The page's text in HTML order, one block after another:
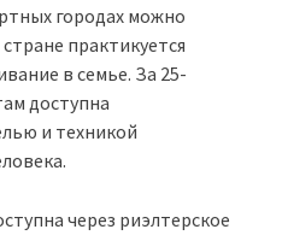
городах можно
практикуется
в семье. За 25-
доступна
и техникой
через риэлтерское